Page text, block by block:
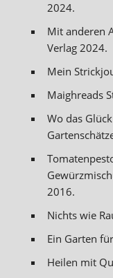
2024.
Mit anderen
Verlag 2024.
Mein
Maighreads
Wo das
2016.
Nichts wie
Ein Garten
Heilen mit